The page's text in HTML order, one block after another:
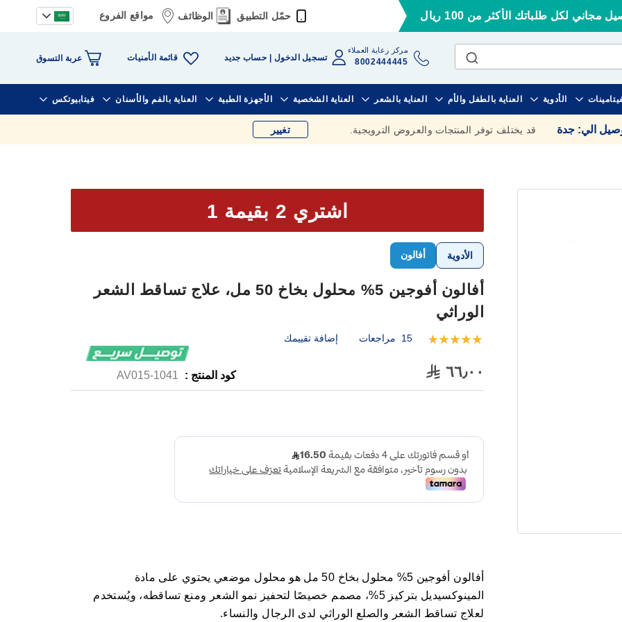
مجاني لكل طلباتك الأكثر من 100 ريال حمّل التطبيق الوظائف مواقع الفروع
مركز رعاية العملاء
8002444445 تسجيل الدخول حساب جديد قائمة الأمنيات عربة التسوق
الأدوية العناية بالطفل والأم العناية بالشعر العناية الشخصية الأجهزة الطبية العناية بالفم والأسنان فيتابيوتكس
الي: جدة قد يختلف توفر المنتجات والعروض الترويجية. تغيير
اشتري 2 بقيمة 1
الأدوية أفالون
أفالون أفوجين 5% محلول بخاخ 50 مل، علاج تساقط الشعر
الوراثي
تقييم:
15 مراجعات إضافة تقييمك
٦٦٫٠٠ كود المنتج : 1041-AV015
أفالون أفوجين 5% محلول بخاخ 50 مل هو محلول موضعي يحتوي على مادة
المينوكسيديل بتركيز 5%، مصمم خصيصًا لتحفيز نمو الشعر ومنع تساقطه، ويُستخدم
لعلاج تساقط الشعر والصلع الوراثي لدى الرجال والنساء.